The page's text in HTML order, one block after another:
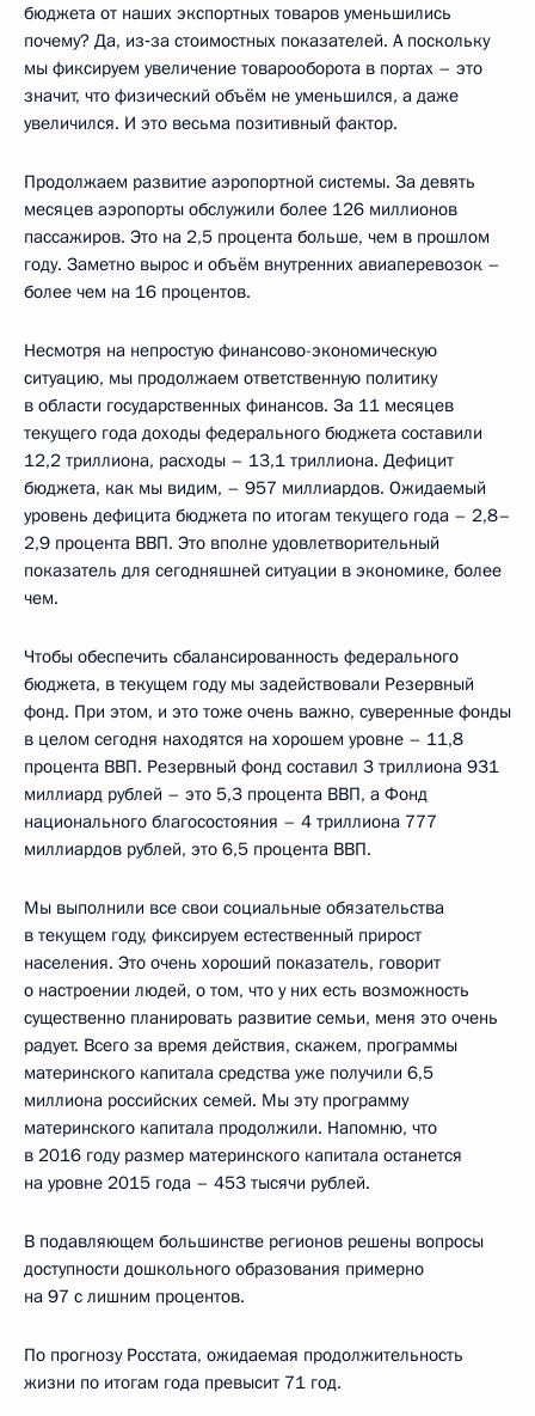
бюджета от наших экспортных товаров уменьшились
почему? Да, из‑за стоимостных показателей. А поскольку
мы фиксируем увеличение товарооборота в портах – это
значит, что физический объём не уменьшился, а даже
увеличился. И это весьма позитивный фактор.
Продолжаем развитие аэропортной системы. За девять
месяцев аэропорты обслужили более 126 миллионов
пассажиров. Это на 2,5 процента больше, чем в прошлом
году. Заметно вырос и объём внутренних авиаперевозок –
более чем на 16 процентов.
Несмотря на непростую финансово-экономическую
ситуацию, мы продолжаем ответственную политику
в области государственных финансов. За 11 месяцев
текущего года доходы федерального бюджета составили
12,2 триллиона, расходы – 13,1 триллиона. Дефицит
бюджета, как мы видим, – 957 миллиардов. Ожидаемый
уровень дефицита бюджета по итогам текущего года – 2,8–
2,9 процента ВВП. Это вполне удовлетворительный
показатель для сегодняшней ситуации в экономике, более
чем.
Чтобы обеспечить сбалансированность федерального
бюджета, в текущем году мы задействовали Резервный
фонд. При этом, и это тоже очень важно, суверенные фонды
в целом сегодня находятся на хорошем уровне – 11,8
процента ВВП. Резервный фонд составил 3 триллиона 931
миллиард рублей – это 5,3 процента ВВП, а Фонд
национального благосостояния – 4 триллиона 777
миллиардов рублей, это 6,5 процента ВВП.
Мы выполнили все свои социальные обязательства
в текущем году, фиксируем естественный прирост
населения. Это очень хороший показатель, говорит
о настроении людей, о том, что у них есть возможность
существенно планировать развитие семьи, меня это очень
радует. Всего за время действия, скажем, программы
материнского капитала средства уже получили 6,5
миллиона российских семей. Мы эту программу
материнского капитала продолжили. Напомню, что
в 2016 году размер материнского капитала останется
на уровне 2015 года – 453 тысячи рублей.
В подавляющем большинстве регионов решены вопросы
доступности дошкольного образования примерно
на 97 с лишним процентов.
По прогнозу Росстата, ожидаемая продолжительность
жизни по итогам года превысит 71 год.